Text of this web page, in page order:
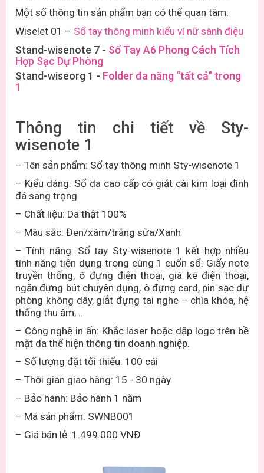
Một số thông tin sản phẩm bạn có thể quan tâm:
Wiselet 01 – Sổ tay thông minh kiểu ví nữ sành điệu
Stand-wisenote 7 - Sổ Tay A6 Phong Cách Tích
Hợp Sạc Dự Phòng
Stand-wiseorg 1 - Folder đa năng “tất cả" trong
1
Thông tin chi tiết về Sty-
wisenote 1
– Tên sản phẩm: Sổ tay thông minh Sty-wisenote 1
– Kiểu dáng: Sổ da cao cấp có giắt cài kim loại đính
đá sang trọng
– Chất liệu: Da thật 100%
– Màu sắc: Đen/xám/trắng sữa/Xanh
– Tính năng: Sổ tay Sty-wisenote 1 kết hợp nhiều
tính năng tiện dụng trong cùng 1 cuốn sổ: Giấy note
truyền thống, ô đựng điện thoại, giá kê điện thoại,
ngăn đựng bút chuyên dụng, ô đựng card, pin sạc dự
phòng không dây, giắt đựng tai nghe – chìa khóa, hệ
thống thu âm,…
– Công nghệ in ấn: Khắc laser hoặc dập logo trên bề
mặt da thể hiện thông tin doanh nghiệp.
– Số lượng đặt tối thiểu: 100 cái
– Thời gian giao hàng: 15 - 30 ngày.
– Bảo hành: Bảo hành 1 năm
– Mã sản phẩm: SWNB001
– Giá bán lẻ: 1.499.000 VNĐ